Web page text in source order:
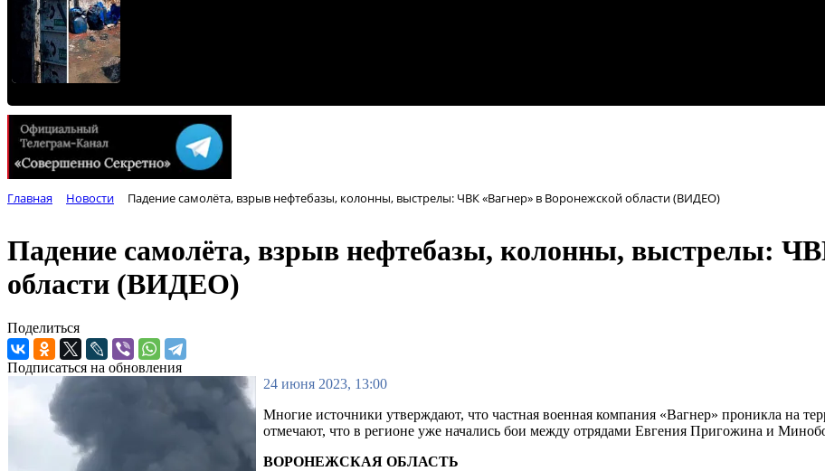
Главная Новости Падение самолёта, взрыв нефтебазы, колонны, выстрелы: ЧВК «Вагнер» в Воронежской области (ВИДЕО)
Падение самолёта, взрыв нефтебазы, колонны, выстрелы:
области (ВИДЕО)
Поделиться
Подписаться на обновления
24 июня 2023, 13:00
Многие источники утверждают, что частная военная компания «Вагнер» проникла на
отмечают, что в регионе уже начались бои между отрядами Евгения Пригожина и
ВОРОНЕЖСКАЯ ОБЛАСТЬ